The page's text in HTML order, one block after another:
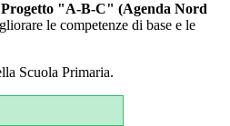
Progetto "A-B-C" (Agenda Nord
le competenze di base e le
Scuola Primaria.